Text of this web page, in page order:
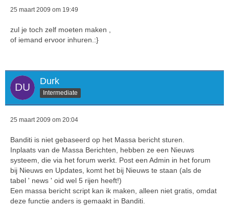
25 maart 2009 om 19:49
zul je toch zelf moeten maken ,
of iemand ervoor inhuren.:}
Durk
Intermediate
25 maart 2009 om 20:04
Banditi is niet gebaseerd op het Massa bericht sturen.
Inplaats van de Massa Berichten, hebben ze een Nieuws
systeem, die via het forum werkt. Post een Admin in het forum
bij Nieuws en Updates, komt het bij Nieuws te staan (als de
tabel ' news ' oid wel 5 rijen heeft!)
Een massa bericht script kan ik maken, alleen niet gratis, omdat
deze functie anders is gemaakt in Banditi.